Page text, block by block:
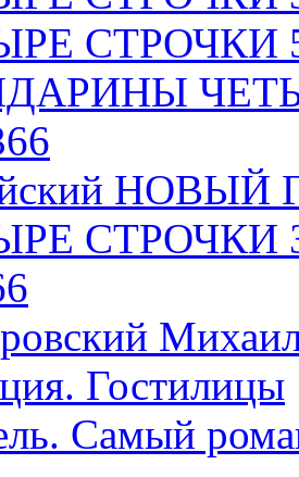
СТРОЧКИ 5
НОВЫЙ
СТРОЧКИ
Гостилицы
Самый